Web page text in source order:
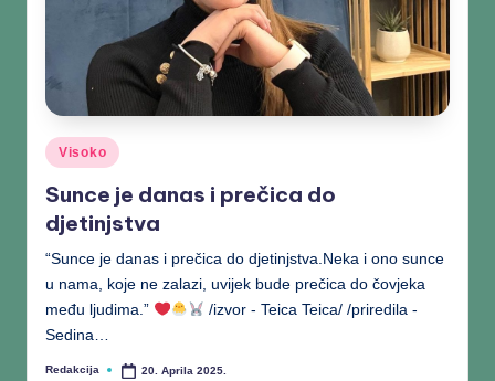
Visoko
Sunce je danas i prečica do
djetinjstva
“Sunce je danas i prečica do djetinjstva.Neka i ono sunce
u nama, koje ne zalazi, uvijek bude prečica do čovjeka
među ljudima.”
/izvor - Teica Teica/ /priredila -
Sedina…
Redakcija 20. Aprila 2025.